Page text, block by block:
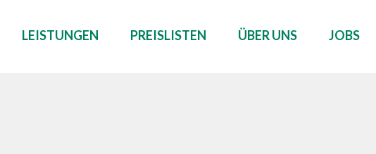
LEISTUNGEN PREISLISTEN ÜBER UNS JOBS